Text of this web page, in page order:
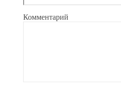
Комментарий